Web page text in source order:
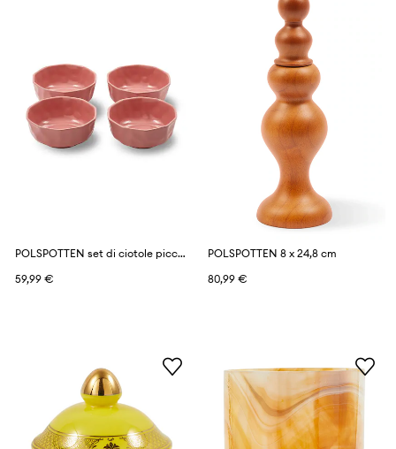
POLSPOTTEN set di ciotole piccole in ceramica
59,99 €
POLSPOTTEN 8 x 24,8 cm
80,99 €